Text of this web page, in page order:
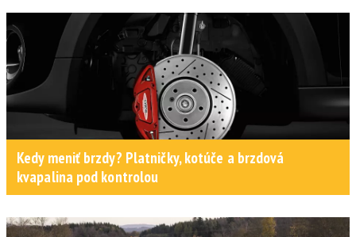
Kedy meniť brzdy? Platničky, kotúče a brzdová
kvapalina pod kontrolou